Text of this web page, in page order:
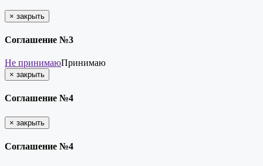
× закрыть
Соглашение №3
Не принимаюПринимаю
× закрыть
Соглашение №4
× закрыть
Соглашение №4